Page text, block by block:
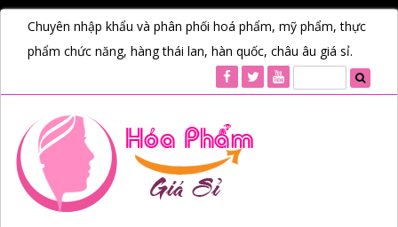
Chuyên nhập khẩu và phân phối hoá phẩm, mỹ phẩm, thực
phẩm chức năng, hàng thái lan, hàn quốc, châu âu giá sỉ.